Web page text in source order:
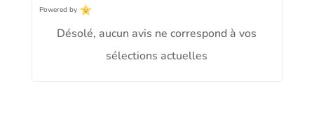
Powered by
Désolé, aucun avis ne correspond à vos
sélections actuelles